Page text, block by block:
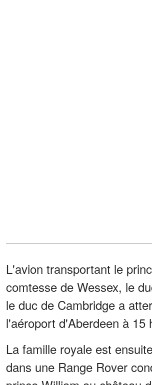
L'avion transportant le
comtesse de Wessex, le
le duc de Cambridge a
l'aéroport d'Aberdeen à 15
La famille royale est
dans une Range Rover